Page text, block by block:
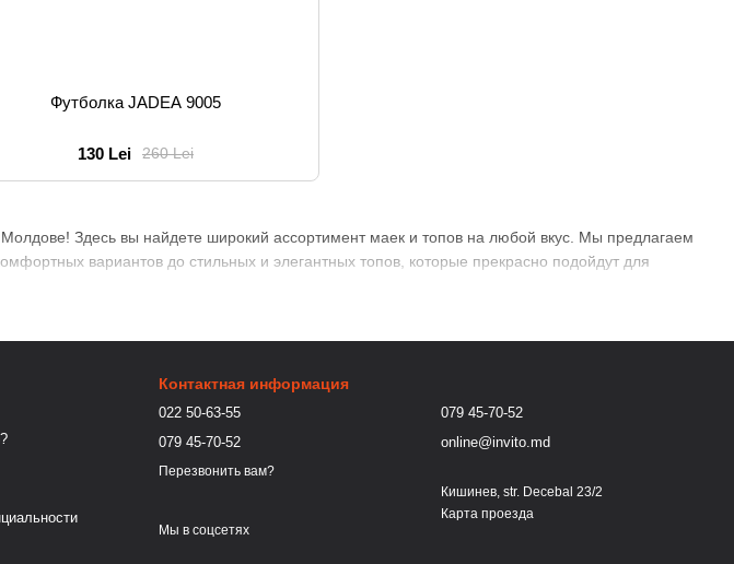
Здесь вы найдете широкий ассортимент маек и топов на любой вкус. Мы предлагаем
вариантов до стильных и элегантных топов, которые прекрасно подойдут для
Футболка JADEA 9005
260 Lei
130 Lei
Контактная информация
022 50-63-55
079 45-70-52
Перезвонить вам?
079 45-70-52
online@invito.md
Кишинев, str. Decebal 23/2
Карта проезда
Мы в соцсетях